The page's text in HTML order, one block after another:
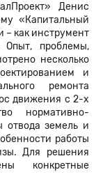
Денис
«Капитальный
– как инструмент
Опыт, проблемы,
несколько
и
ремонта
движения с 2-х
нормативно-
отвода земель и
работы
Для решения
конкретные